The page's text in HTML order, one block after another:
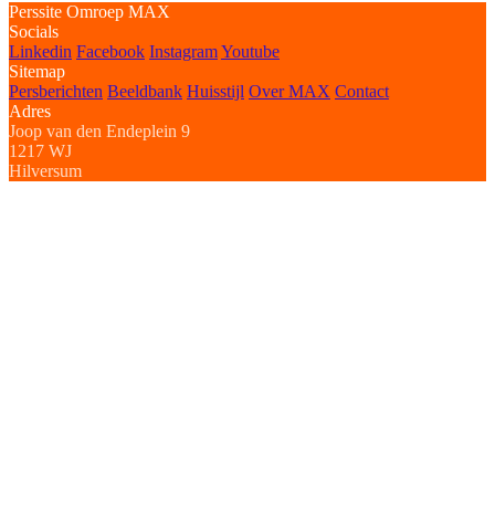
Perssite Omroep MAX
Socials
Linkedin Facebook InstagramYoutube
Sitemap
Persberichten Beeldbank Huisstijl Over MAX Contact
Adres
Joop van den Endeplein 9
1217 WJ
Hilversum